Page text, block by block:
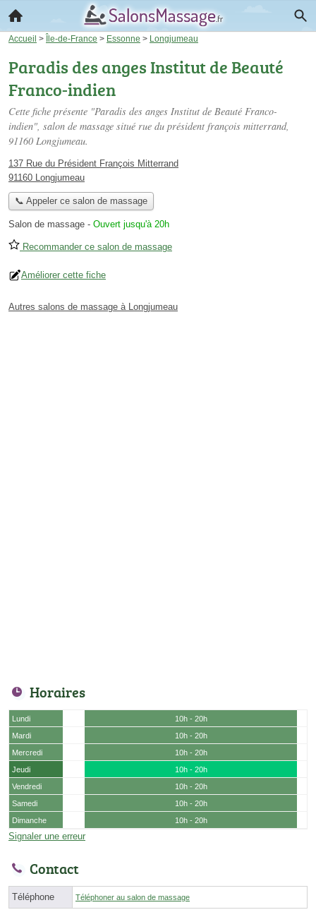
Accueil > Île-de-France > Essonne > Longjumeau
Paradis des anges Institut de Beauté
Franco-indien
Cette fiche présente "Paradis des anges Institut de Beauté Franco-
indien", salon de massage situé rue du président françois mitterrand,
91160 Longjumeau.
137 Rue du Président François Mitterrand
91160 Longjumeau
📞 Appeler ce salon de massage
Salon de massage - Ouvert jusqu'à 20h
Recommander ce salon de massage
Améliorer cette fiche
Autres salons de massage à Longjumeau
Horaires
Lundi
10h - 20h
Mardi
10h - 20h
Mercredi
10h - 20h
Jeudi
10h - 20h
Vendredi
10h - 20h
Samedi
10h - 20h
Dimanche
10h - 20h
Signaler une erreur
Contact
Téléphone Téléphoner au salon de massage